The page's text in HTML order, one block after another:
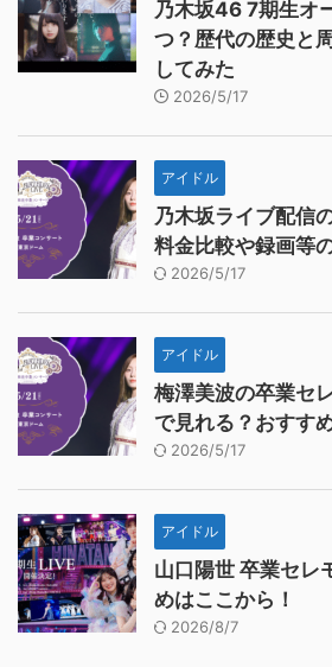
乃木坂46 7期生オ
つ？歴代の歴史と
してみた
2026/5/17
アイドル
乃木坂ライブ配信
料金比較や録画等
2026/5/17
アイドル
梅澤美波の卒業セ
で見れる？おすす
2026/5/17
アイドル
山口陽世 卒業セレ
めはここから！
2026/8/7